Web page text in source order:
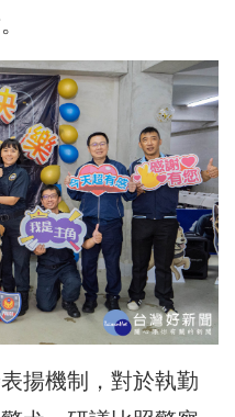
揚機制，對於執勤